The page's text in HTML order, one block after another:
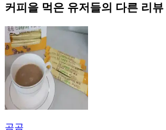
커피 을 먹은 유저들의 다른 리뷰
곰곰